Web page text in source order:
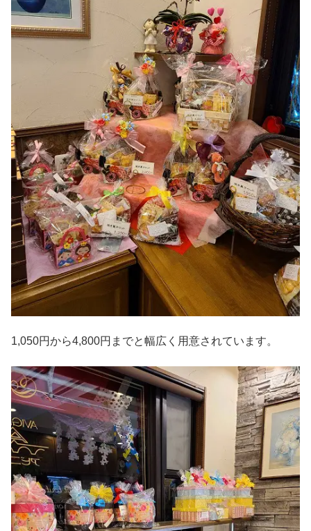
1,050円から4,800円までと幅広く用意されています。